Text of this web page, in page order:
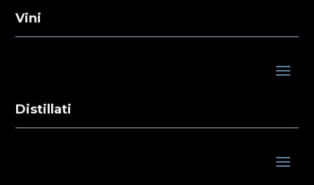
Vini
Distillati